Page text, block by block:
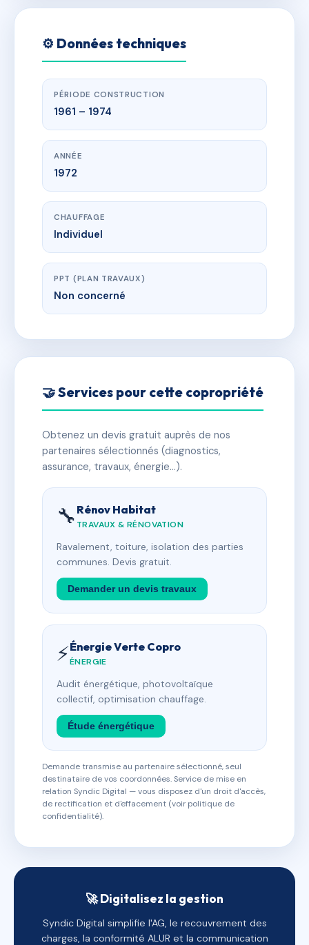
⚙️ Données techniques
PÉRIODE CONSTRUCTION
1961 – 1974
ANNÉE
1972
CHAUFFAGE
Individuel
PPT (PLAN TRAVAUX)
Non concerné
🤝 Services pour cette copropriété
Obtenez un devis gratuit auprès de nos
partenaires sélectionnés (diagnostics,
assurance, travaux, énergie…).
🔧 Rénov Habitat
TRAVAUX & RÉNOVATION
Ravalement, toiture, isolation des parties
communes. Devis gratuit.
Demander un devis travaux
⚡Énergie Verte Copro
ÉNERGIE
Audit énergétique, photovoltaïque
collectif, optimisation chauffage.
Étude énergétique
Demande transmise au partenaire sélectionné, seul
destinataire de vos coordonnées. Service de mise en
relation Syndic Digital — vous disposez d'un droit d'accès,
de rectification et d'effacement (voir politique de
confidentialité).
🚀 Digitalisez la gestion
Syndic Digital simplifie l'AG, le recouvrement des
charges, la conformité ALUR et la communication